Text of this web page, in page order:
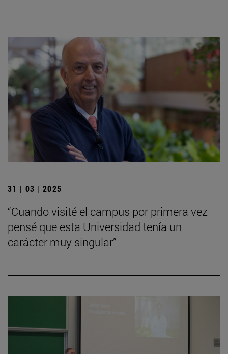
31 | 03 | 2025
“Cuando visité el campus por primera vez
pensé que esta Universidad tenía un
carácter muy singular”